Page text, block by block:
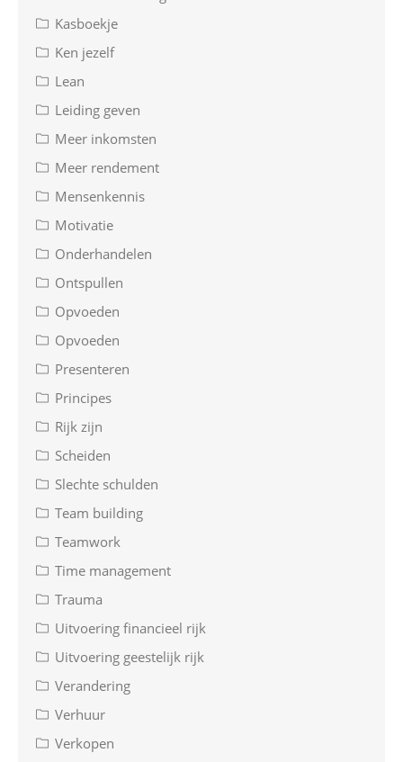
Kasboekje
Ken jezelf
Lean
Leiding geven
Meer inkomsten
Meer rendement
Mensenkennis
Motivatie
Onderhandelen
Ontspullen
Opvoeden
Opvoeden
Presenteren
Principes
Rijk zijn
Scheiden
Slechte schulden
Team building
Teamwork
Time management
Trauma
Uitvoering financieel rijk
Uitvoering geestelijk rijk
Verandering
Verhuur
Verkopen